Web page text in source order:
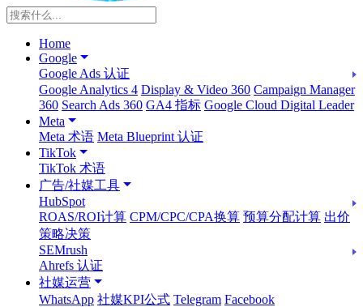
Home
Google
Google Ads 认证
Google Analytics 4 Display & Video 360 Campaign Manager
360 Search Ads 360 GA4 指标 Google Cloud Digital Leader
Meta
Meta 术语 Meta Blueprint 认证
TikTok
TikTok 术语
广告/社媒工具
HubSpot
ROAS/ROI计算 CPM/CPC/CPA换算 预算分配计算 出价
策略决策
SEMrush
Ahrefs 认证
社媒运营
WhatsApp 社媒KPI公式 Telegram Facebook